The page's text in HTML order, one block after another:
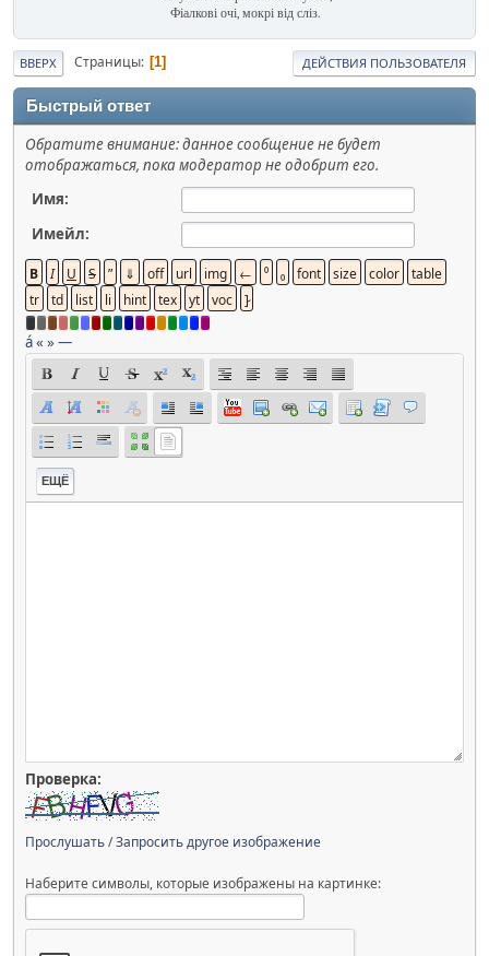
Фіалкові очі, мокрі від сліз.
ВВЕРХ Страницы 1 ДЕЙСТВИЯ ПОЛЬЗОВАТЕЛЯ
Быстрый ответ
Обратите внимание: данное сообщение не будет
отображаться, пока модератор не одобрит его.
Имя:
Имейл:
á« »—
ЕЩЁ
Проверка:
Прослушать/Запросить другое изображение
Наберите символы, которые изображены на картинке: